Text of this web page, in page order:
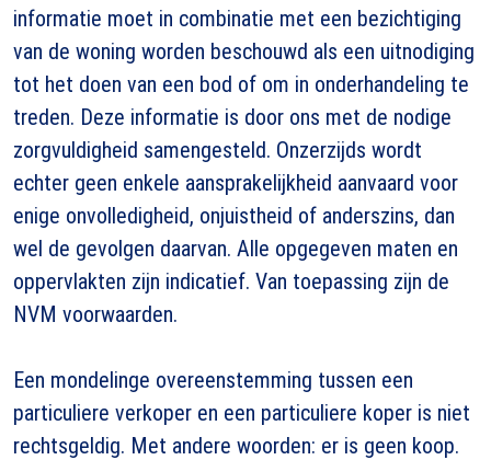
informatie moet in combinatie met een bezichtiging
van de woning worden beschouwd als een uitnodiging
tot het doen van een bod of om in onderhandeling te
treden. Deze informatie is door ons met de nodige
zorgvuldigheid samengesteld. Onzerzijds wordt
echter geen enkele aansprakelijkheid aanvaard voor
enige onvolledigheid, onjuistheid of anderszins, dan
wel de gevolgen daarvan. Alle opgegeven maten en
oppervlakten zijn indicatief. Van toepassing zijn de
NVM voorwaarden.
Een mondelinge overeenstemming tussen een
particuliere verkoper en een particuliere koper is niet
rechtsgeldig. Met andere woorden: er is geen koop.